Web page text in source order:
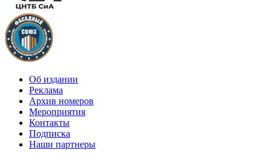
Об издании
Реклама
Архив номеров
Мероприятия
Контакты
Подписка
Наши партнеры